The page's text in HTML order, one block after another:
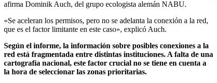
afirma Dominik Auch, del grupo ecologista alemán NABU.
«Se aceleran los permisos, pero no se adelanta la conexión a la red,
que es el factor limitante en este caso», explicó Auch.
Según el informe, la información sobre posibles conexiones a la
red está fragmentada entre distintas instituciones. A falta de una
cartografía nacional, este factor crucial no se tiene en cuenta a
la hora de seleccionar las zonas prioritarias.